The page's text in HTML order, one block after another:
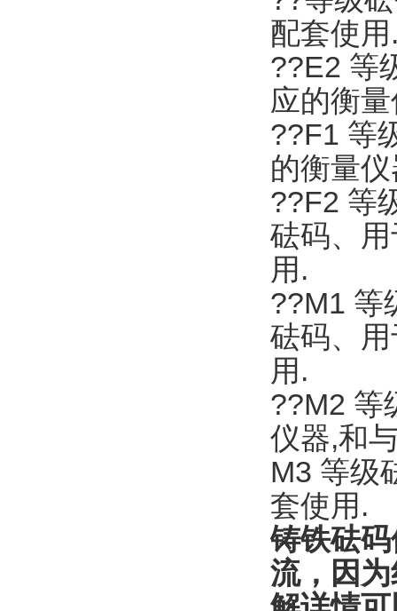
配套使用
??E2 等
应的衡
??F1 等
的衡量
??F2 等
砝码、
用.
??M1 等
砝码、
用.
??M2 等
仪器,和
M3 等级
套使用.
铸铁砝
流，因